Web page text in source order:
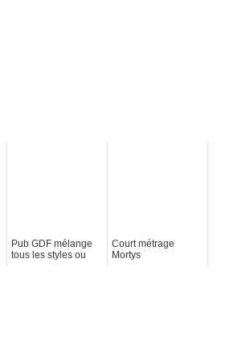
Pub GDF mélange
tous les styles ou
Court métrage
Mortys